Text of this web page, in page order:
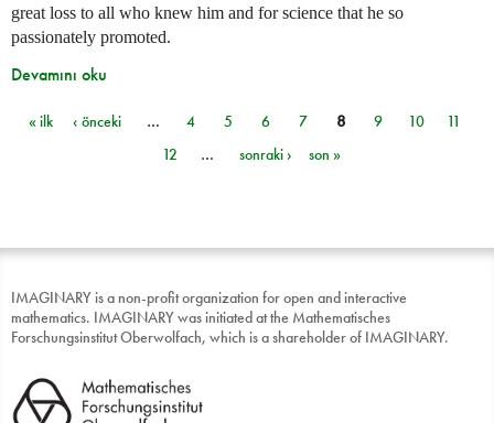
great loss to all who knew him and for science that he so
passionately promoted.
Devamını oku
Sayfalar
« ilk ‹ önceki … 4 5 6 7 8 9 10
11
12
… sonraki › son »
IMAGINARY is a non-profit organization for open and interactive
mathematics. IMAGINARY was initiated at the Mathematisches
Forschungsinstitut Oberwolfach, which is a shareholder of IMAGINARY.